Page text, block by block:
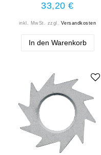
33,20 €
inkl. MwSt. zzgl. Versandkosten
In den Warenkorb